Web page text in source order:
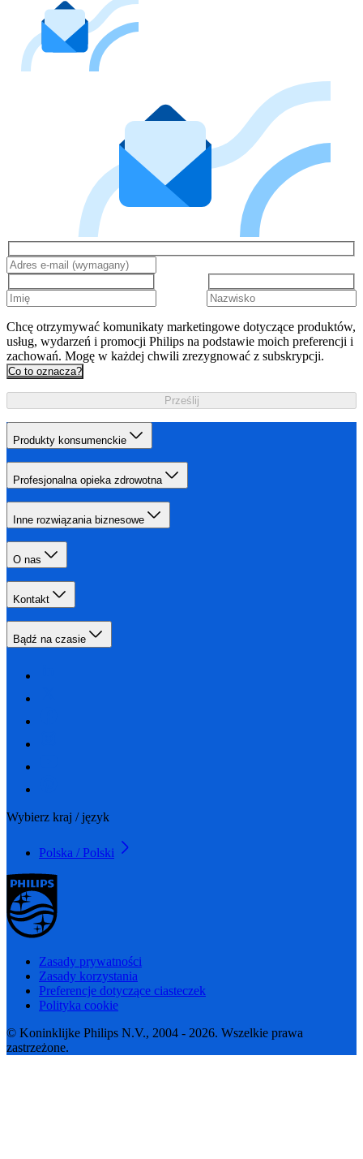
Chcę otrzymywać komunikaty marketingowe dotyczące produktów,
usług, wydarzeń i promocji Philips na podstawie moich preferencji i
zachowań. Mogę w każdej chwili zrezygnować z subskrypcji.
Co to oznacza?
Prześlij
Produkty konsumenckie
Profesjonalna opieka zdrowotna
Inne rozwiązania biznesowe
O nas
Kontakt
Bądź na czasie
Wybierz kraj / język
Polska / Polski
Zasady prywatności
Zasady korzystania
Preferencje dotyczące ciasteczek
Polityka cookie
© Koninklijke Philips N.V., 2004 - 2026. Wszelkie prawa
zastrzeżone.